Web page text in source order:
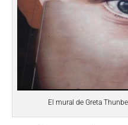
El mural de Greta